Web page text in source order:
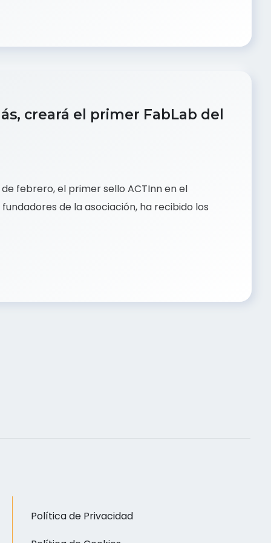
creará el primer FabLab del
febrero, el primer sello ACTInn en el
de la asociación, ha recibido los
Política de Privacidad